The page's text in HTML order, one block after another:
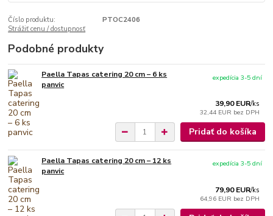
Číslo produktu:
PTOC2406
Strážiť cenu / dostupnosť
Podobné produkty
Paella Tapas catering 20 cm – 6 ks
panvic
39,90 EUR/ks
32,44 EUR bez DPH
expedícia 3-5 dní
Pridať do košíka
Paella Tapas catering 20 cm – 12 ks
panvic
79,90 EUR/ks
64,96 EUR bez DPH
expedícia 3-5 dní